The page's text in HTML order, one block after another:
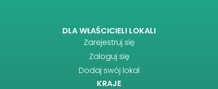
DLA WŁAŚCICIELI LOKALI
Zarejestruj się
Zaloguj się
Dodaj swój lokal
KRAJE